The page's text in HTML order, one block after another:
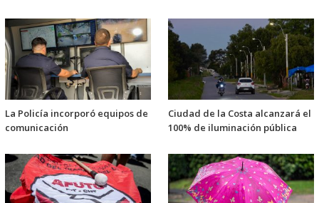
La Policía incorporó equipos de
comunicación
Ciudad de la Costa alcanzará el
100% de iluminación pública